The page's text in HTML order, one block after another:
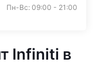
Пн-Вс: 09:00 - 21:00
Infiniti в